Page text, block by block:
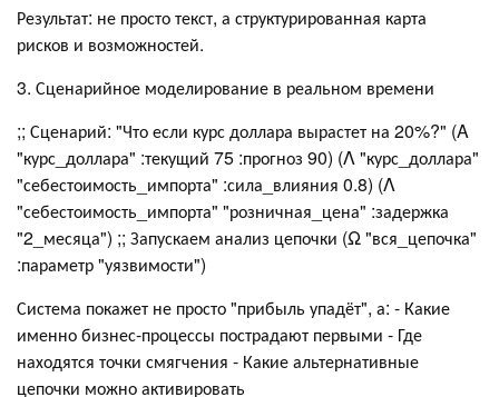
Результат: не просто текст, а структурированная карта
рисков и возможностей.
3. Сценарийное моделирование в реальном времени
;; Сценарий: "Что если курс доллара вырастет на 20%?" (Α
"курс_доллара" :текущий 75 :прогноз 90) (Λ "курс_доллара"
"себестоимость_импорта" :сила_влияния 0.8) (Λ
"себестоимость_импорта" "розничная_цена" :задержка
"2_месяца") ;; Запускаем анализ цепочки (Ω "вся_цепочка"
:параметр "уязвимости")
Система покажет не просто "прибыль упадёт", а: - Какие
именно бизнес-процессы пострадают первыми - Где
находятся точки смягчения - Какие альтернативные
цепочки можно активировать